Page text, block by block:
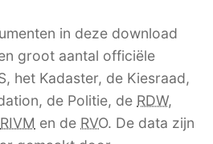
in deze download
groot aantal officiële
, het Kadaster, de Kiesraad,
de Politie, de RDW,
RIVM en de RVO. De data zijn